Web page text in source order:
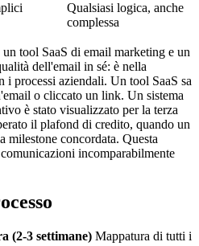
Qualsiasi logica, anche
complessa
tool SaaS di email marketing e un
dell'email in sé: è nella
processi aziendali. Un tool SaaS sa
o cliccato un link. Un sistema
è stato visualizzato per la terza
il plafond di credito, quando un
milestone concordata. Questa
incomparabilmente
(2-3 settimane) Mappatura di tutti i